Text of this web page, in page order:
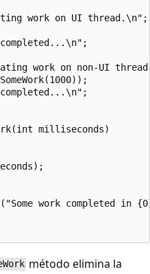
work on UI thread.\n";
work on non-UI
milliseconds)
work completed in
método elimina la